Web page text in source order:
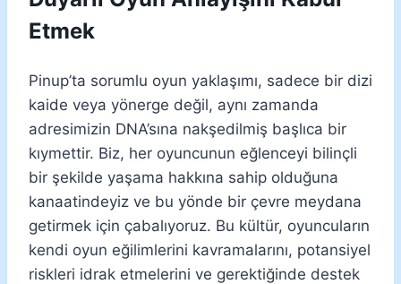
Etmek
Pinup’ta sorumlu oyun yaklaşımı, sadece bir dizi
kaide veya yönerge değil, aynı zamanda
adresimizin DNA’sına nakşedilmiş başlıca bir
kıymettir. Biz, her oyuncunun eğlenceyi bilinçli
bir şekilde yaşama hakkına sahip olduğuna
kanaatindeyiz ve bu yönde bir çevre meydana
getirmek için çabalıyoruz. Bu kültür, oyuncuların
kendi oyun eğilimlerini kavramalarını, potansiyel
riskleri idrak etmelerini ve gerektiğinde destek